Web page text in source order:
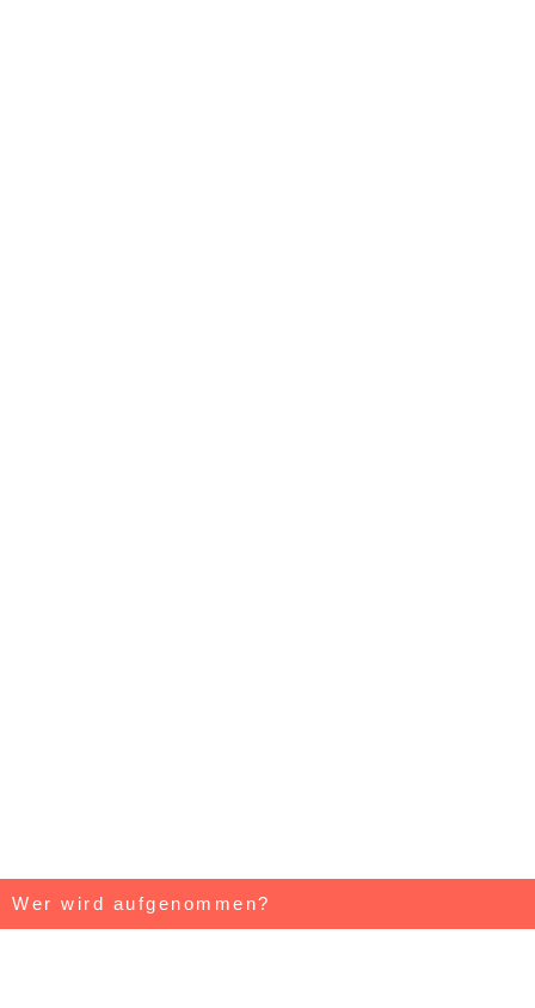
Wer wird aufgenommen?